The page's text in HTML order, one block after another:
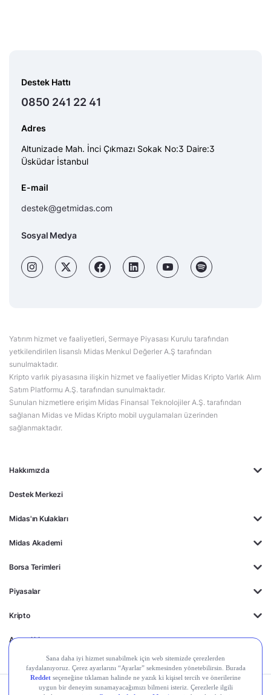
Hakkımızda
Destek Merkezi
Midas'ın Kulakları
Midas Akademi
Borsa Terimleri
Piyasalar
Kripto
Ayrıcalıklar
Destek Hattı
0850 241 22 41
Adres
Altunizade Mah. İnci Çıkmazı Sokak No:3 Daire:3
Üsküdar İstanbul
E-mail
destek@getmidas.com
Sosyal Medya
Yatırım hizmet ve faaliyetleri, Sermaye Piyasası Kurulu tarafından
yetkilendirilen lisanslı Midas Menkul Değerler A.Ş tarafından
sunulmaktadır.
Kripto varlık piyasasına ilişkin hizmet ve faaliyetler Midas Kripto Varlık Alım
Satım Platformu A.Ş. tarafından sunulmaktadır.
Sunulan hizmetlere erişim Midas Finansal Teknolojiler A.Ş. tarafından
sağlanan Midas ve Midas Kripto mobil uygulamaları üzerinden
sağlanmaktadır.